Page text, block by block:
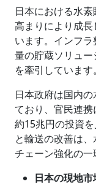
日本における水
高まりにより成
います。インフ
量の貯蔵ソリュ
を牽引しています。
日本政府は国内
ており、官民連
約15兆円の投資
と輸送の改善は
チェーン強化の一
日本の現地